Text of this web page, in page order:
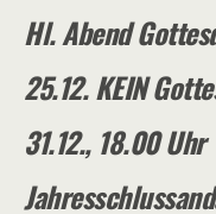
Hl. Abend
25.12. KEIN
31.12., 18.00 Uhr